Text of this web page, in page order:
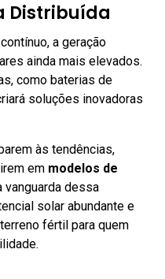
Distribuída
a geração
ainda mais elevados.
como baterias de
soluções inovadoras
às tendências,
em modelos de
vanguarda dessa
solar abundante e
fértil para quem